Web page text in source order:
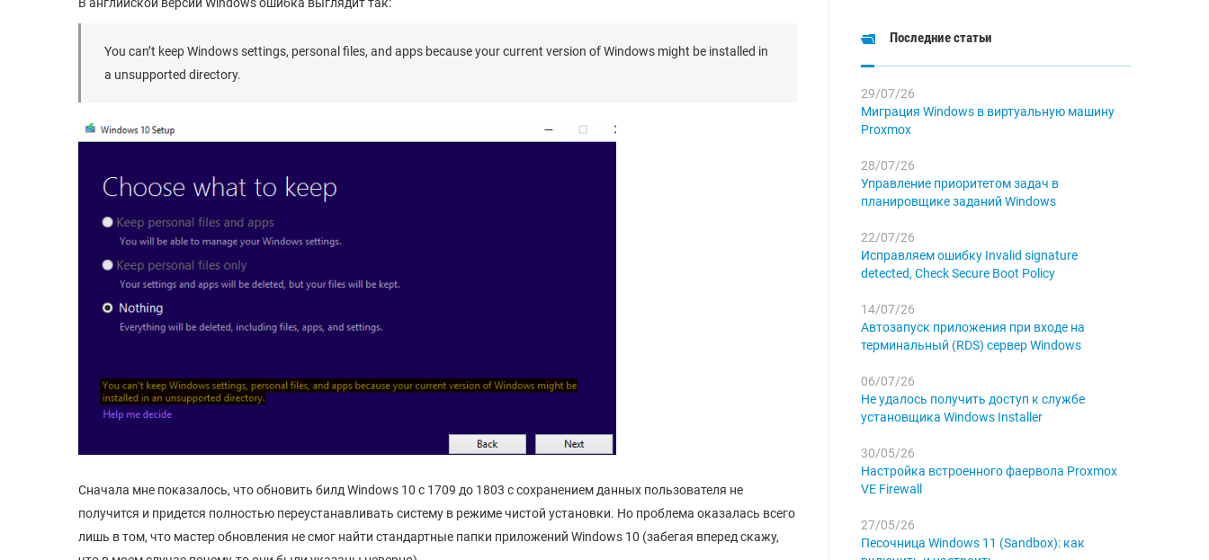
You can’t keep Windows settings, personal files, and apps because your current version of Windows might be installed in
a unsupported directory.
Сначала мне показалось, что обновить билд Windows 10 с 1709 до 1803 с сохранением данных пользователя не
получится и придется полностью переустанавливать систему в режиме чистой установки. Но проблема оказалась всего
лишь в том, что мастер обновления не смог найти стандартные папки приложений Windows 10 (забегая вперед скажу,
Последние статьи
29/07/26
Миграция Windows в виртуальную машину
Proxmox
28/07/26
Управление приоритетом задач в
планировщике заданий Windows
22/07/26
Исправляем ошибку Invalid signature
detected, Check Secure Boot Policy
14/07/26
Автозапуск приложения при входе на
терминальный (RDS) сервер Windows
06/07/26
Не удалось получить доступ к службе
установщика Windows Installer
30/05/26
Настройка встроенного фаервола Proxmox
VE Firewall
27/05/26
Песочница Windows 11 (Sandbox): как